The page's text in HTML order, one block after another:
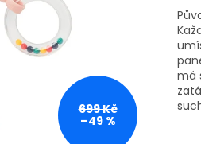
699 Kč
–49 %
má